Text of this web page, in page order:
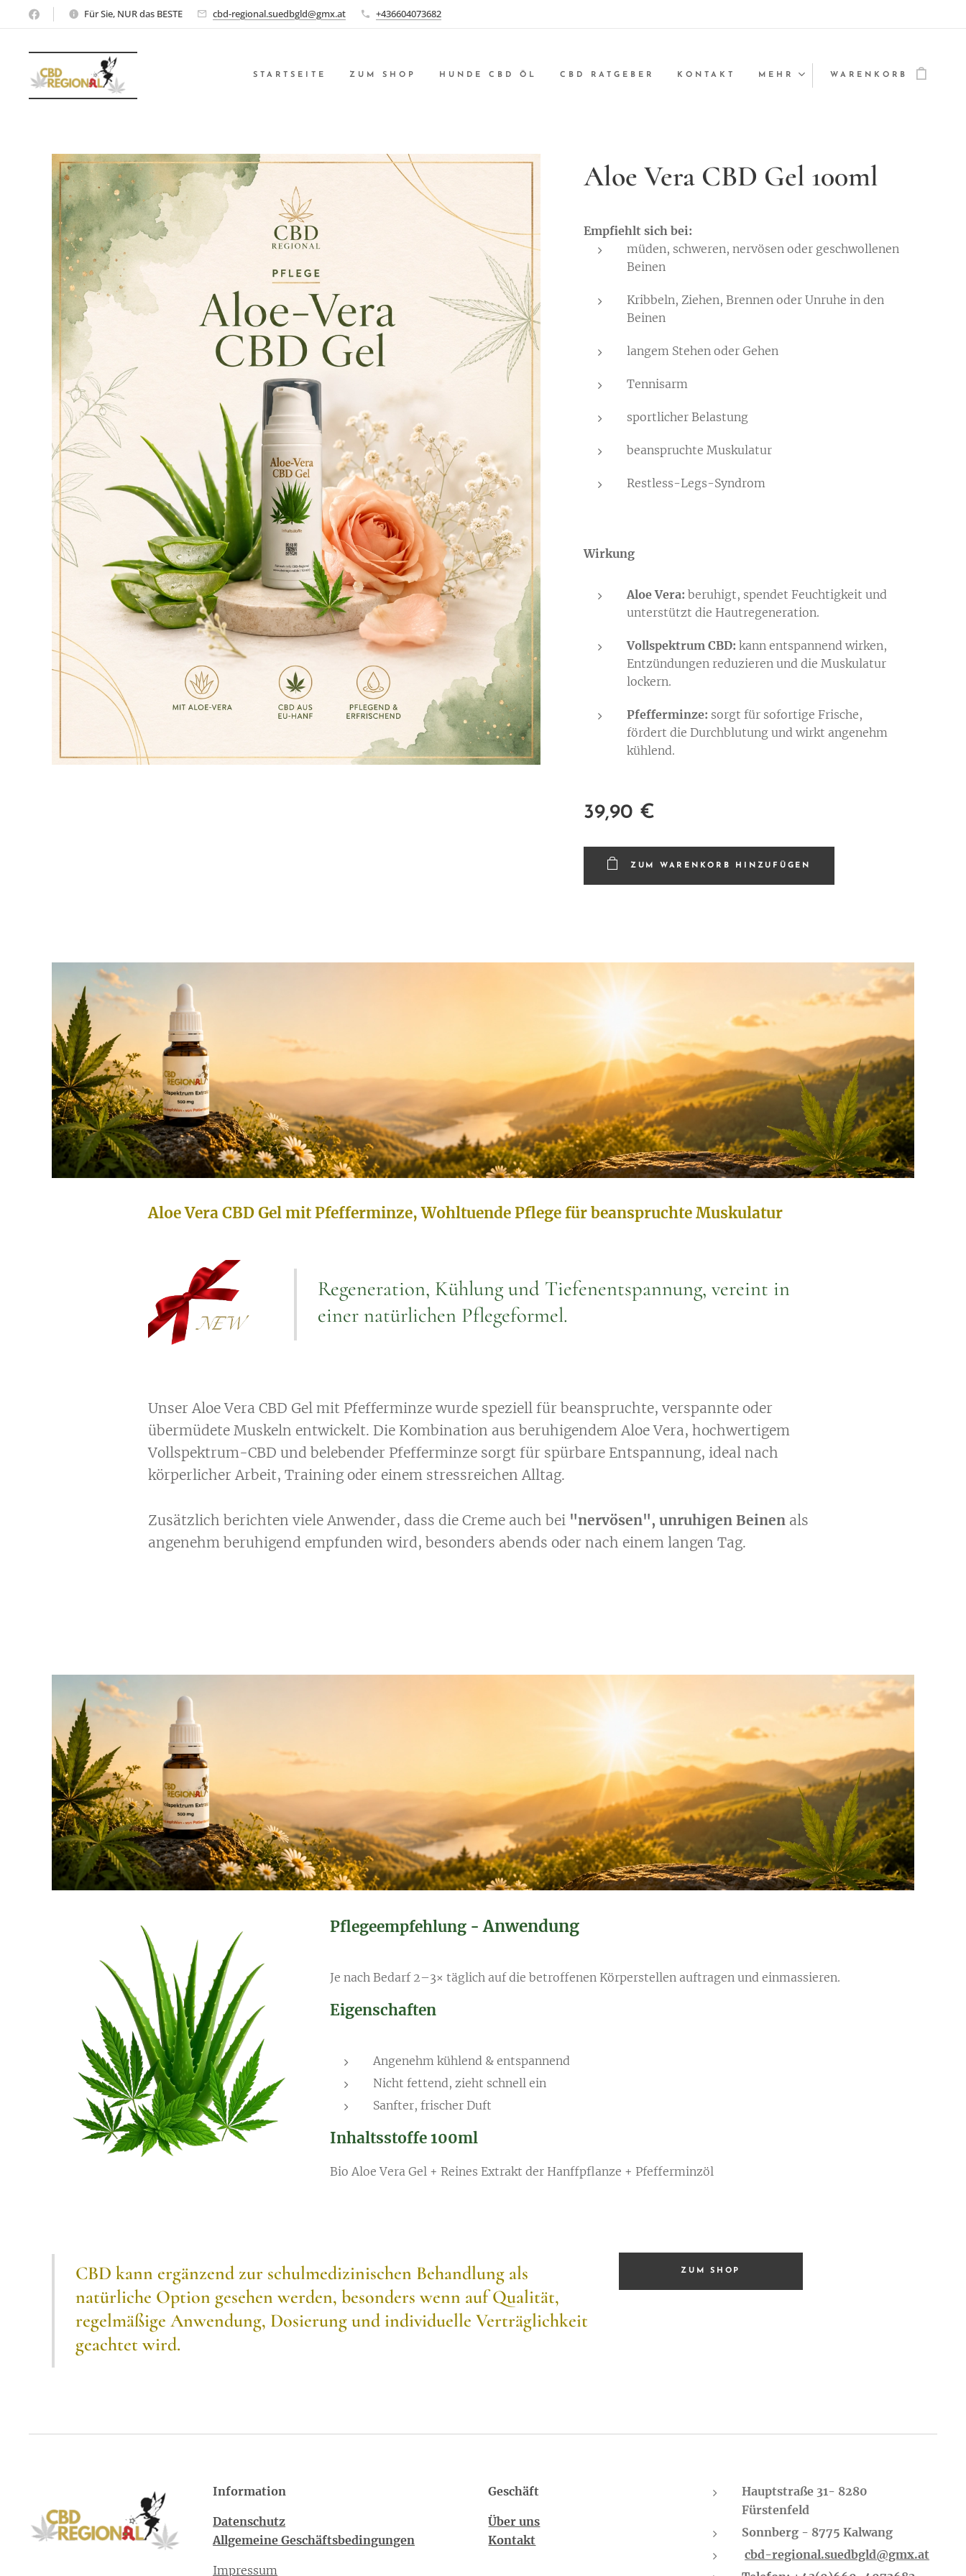
Für Sie, NUR das BESTE cbd-regional.suedbgld@gmx.at +436604073682
STARTSEITE ZUM SHOP HUNDE CBD ÖL CBD RATGEBER KONTAKT MEHR WARENKORB
Aloe Vera CBD Gel 100ml
Empfiehlt sich bei:
müden, schweren, nervösen oder geschwollenen
Beinen
Kribbeln, Ziehen, Brennen oder Unruhe in den
Beinen
langem Stehen oder Gehen
Tennisarm
sportlicher Belastung
beanspruchte Muskulatur
Restless-Legs-Syndrom
Wirkung
Aloe Vera: beruhigt, spendet Feuchtigkeit und
unterstützt die Hautregeneration.
Vollspektrum CBD: kann entspannend wirken,
Entzündungen reduzieren und die Muskulatur
lockern.
Pfefferminze: sorgt für sofortige Frische,
fördert die Durchblutung und wirkt angenehm
kühlend.
39,90 €
ZUM WARENKORB HINZUFÜGEN
Aloe Vera CBD Gel mit Pfefferminze, Wohltuende Pflege für beanspruchte Muskulatur
Regeneration, Kühlung und Tiefenentspannung, vereint in
einer natürlichen Pflegeformel.
Unser Aloe Vera CBD Gel mit Pfefferminze wurde speziell für beanspruchte, verspannte oder
übermüdete Muskeln entwickelt. Die Kombination aus beruhigendem Aloe Vera, hochwertigem
Vollspektrum-CBD und belebender Pfefferminze sorgt für spürbare Entspannung, ideal nach
körperlicher Arbeit, Training oder einem stressreichen Alltag.
Zusätzlich berichten viele Anwender, dass die Creme auch bei "nervösen", unruhigen Beinen als
angenehm beruhigend empfunden wird, besonders abends oder nach einem langen Tag.
Pflegeempfehlung -Anwendung
Je nach Bedarf 2–3× täglich auf die betroffenen Körperstellen auftragen und einmassieren.
Eigenschaften
Angenehm kühlend & entspannend
Nicht fettend, zieht schnell ein
Sanfter, frischer Duft
Inhaltsstoffe 100ml
Bio Aloe Vera Gel + Reines Extrakt der Hanffpflanze + Pfefferminzöl
CBD kann ergänzend zur schulmedizinischen Behandlung als
natürliche Option gesehen werden, besonders wenn auf Qualität,
regelmäßige Anwendung, Dosierung und individuelle Verträglichkeit
geachtet wird.
ZUM SHOP
Information
Datenschutz
Allgemeine Geschäftsbedingungen
Impressum
Geschäft
Über uns
Kontakt
Hauptstraße 31- 8280
Fürstenfeld
Sonnberg - 8775 Kalwang
cbd-regional.suedbgld@gmx.at